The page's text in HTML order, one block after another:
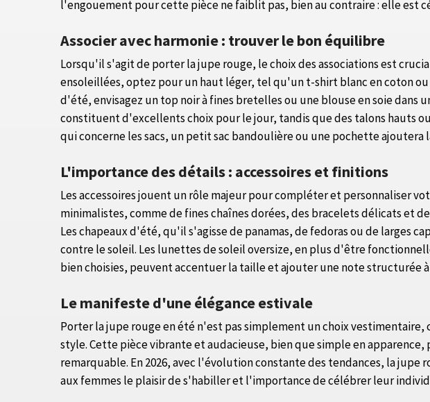
l'engouement pour cette pièce ne faiblit pas, bien au contraire : elle
Associer avec harmonie : trouver le bon équilibre
Lorsqu'il s'agit de porter la jupe rouge, le choix des associations est
ensoleillées, optez pour un haut léger, tel qu'un t-shirt blanc en coton
d'été, envisagez un top noir à fines bretelles ou une blouse en soie dans
constituent d'excellents choix pour le jour, tandis que des talons hauts
qui concerne les sacs, un petit sac bandoulière ou une pochette ajoutera
L'importance des détails : accessoires et finitions
Les accessoires jouent un rôle majeur pour compléter et personnaliser
minimalistes, comme de fines chaînes dorées, des bracelets délicats et
Les chapeaux d'été, qu'il s'agisse de panamas, de fedoras ou de
contre le soleil. Les lunettes de soleil oversize, en plus d'être
bien choisies, peuvent accentuer la taille et ajouter une note structurée
Le manifeste d'une élégance estivale
Porter la jupe rouge en été n'est pas simplement un choix
style. Cette pièce vibrante et audacieuse, bien que simple en
remarquable. En 2026, avec l'évolution constante des tendances, la
aux femmes le plaisir de s'habiller et l'importance de célébrer leur